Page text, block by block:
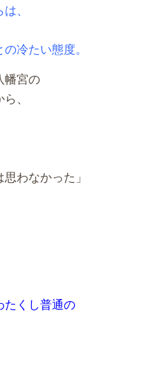
、
冷たい態度。
宮の
、
わなかった」
たくし普通の